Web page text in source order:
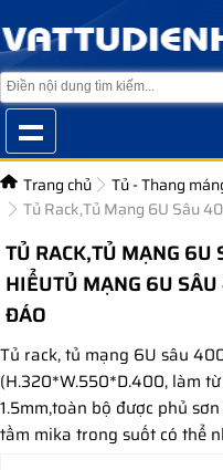
Trang chủ Tủ - Thang
Tủ Rack,Tủ Mạng 6U Sâu
TỦ RACK,TỦ MẠNG
HIỂUTỦ MẠNG 6U
ĐÁO
Tủ rack, tủ mạng 6U sâu
(H.320*W.550*D.400, làm
1.5mm,toàn bộ được phủ
tầm mika trong suốt có thể